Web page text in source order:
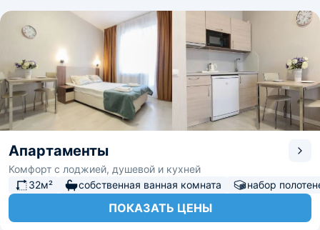
Апартаменты
Комфорт с лоджией, душевой и кухней
32м²
собственная ванная комната набор
ПОКАЗАТЬ ЦЕНЫ